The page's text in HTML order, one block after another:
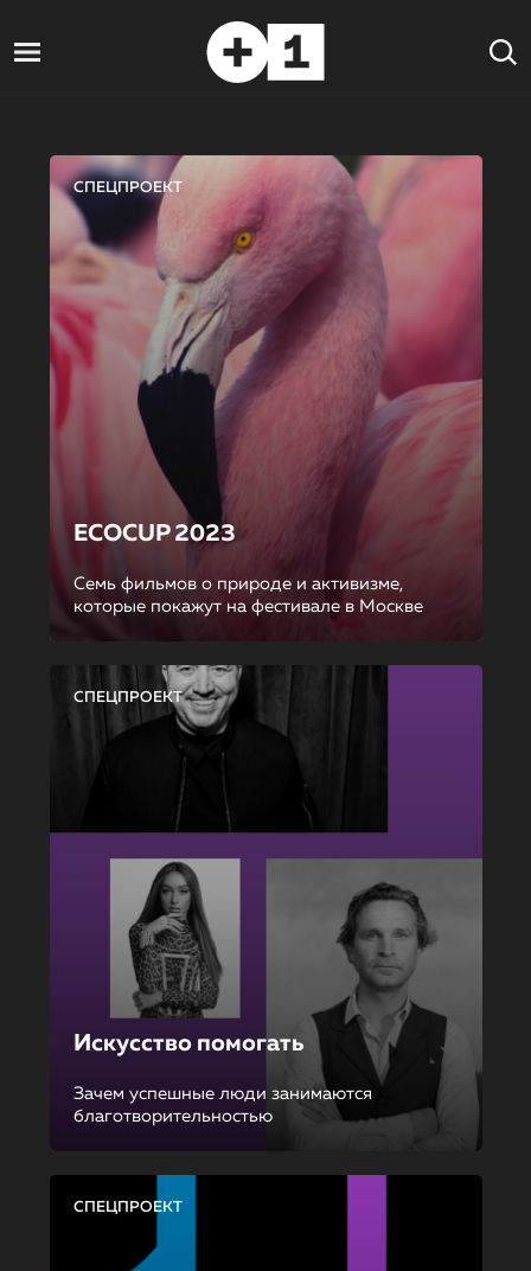
СПЕЦПРОЕКТ
ECOCUP 2023
Семь фильмов о природе и активизме,
которые покажут на фестивале в Москве
СПЕЦПРОЕКТ
Искусство помогать
Зачем успешные люди занимаются
благотворительностью
СПЕЦПРОЕКТ